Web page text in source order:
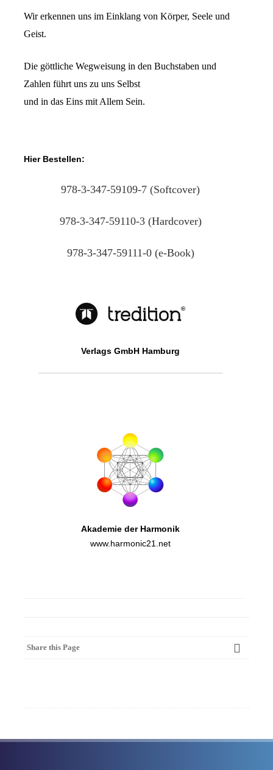
Wir erkennen uns im Einklang von Körper, Seele und
Geist.
Die göttliche Wegweisung in den Buchstaben und
Zahlen führt uns zu uns Selbst
und in das Eins mit Allem Sein.
Hier Bestellen:
978-3-347-59109-7 (Softcover)
978-3-347-59110-3 (Hardcover)
978-3-347-59111-0 (e-Book)
Verlags GmbH Hamburg
Akademie der Harmonik
www.harmonic21.net
Share this Page